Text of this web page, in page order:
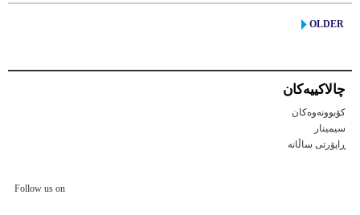
OLDER
چالاكییه‌كان
کۆبوونەوەکان
سیمینار
ڕاپۆرتی ساڵانه
Follow us on